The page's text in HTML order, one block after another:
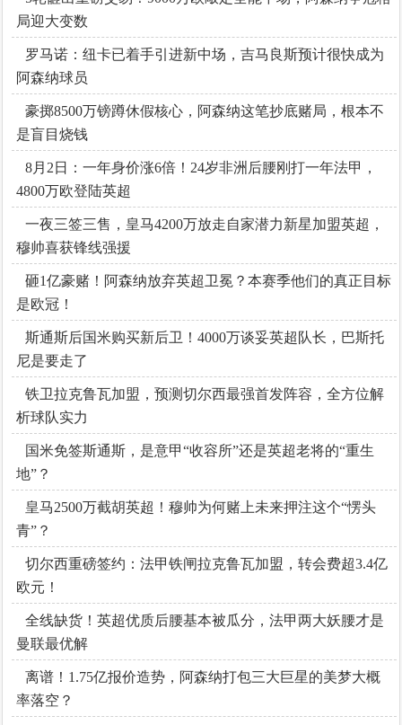
局迎大变数
罗马诺：纽卡已着手引进新中场，吉马良斯预计很快成为
阿森纳球员
豪掷8500万镑蹲休假核心，阿森纳这笔抄底赌局，根本不
是盲目烧钱
8月2日：一年身价涨6倍！24岁非洲后腰刚打一年法甲，
4800万欧登陆英超
一夜三签三售，皇马4200万放走自家潜力新星加盟英超，
穆帅喜获锋线强援
砸1亿豪赌！阿森纳放弃英超卫冕？本赛季他们的真正目标
是欧冠！
斯通斯后国米购买新后卫！4000万谈妥英超队长，巴斯托
尼是要走了
铁卫拉克鲁瓦加盟，预测切尔西最强首发阵容，全方位解
析球队实力
国米免签斯通斯，是意甲“收容所”还是英超老将的“重生
地”？
皇马2500万截胡英超！穆帅为何赌上未来押注这个“愣头
青”？
切尔西重磅签约：法甲铁闸拉克鲁瓦加盟，转会费超3.4亿
欧元！
全线缺货！英超优质后腰基本被瓜分，法甲两大妖腰才是
曼联最优解
离谱！1.75亿报价造势，阿森纳打包三大巨星的美梦大概
率落空？